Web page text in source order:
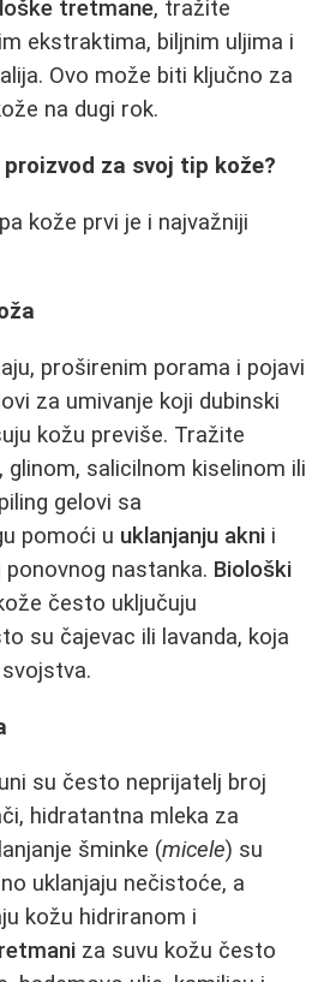
tretmane, tražite
ekstraktima, biljnim uljima i
Ovo može biti ključno za
na dugi rok.
za svoj tip kože?
kože prvi je i najvažniji
proširenim porama i pojavi
za umivanje koji dubinski
kožu previše. Tražite
salicilnom kiselinom ili
gelovi sa
pomoći u uklanjanju akni i
nastanka. Biološki
često uključuju
su čajevac ili lavanda, koja
su često neprijatelj broj
hidratantna mleka za
šminke (micele) su
uklanjaju nečistoće, a
kožu hidriranom i
za suvu kožu često